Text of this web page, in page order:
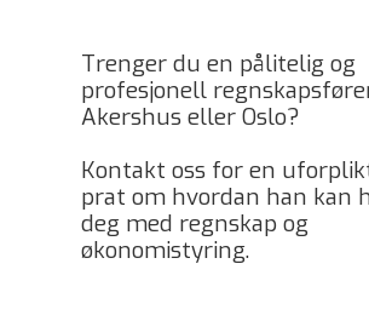
Trenger du en pålitelig og
profesjonell
Akershus eller Oslo?
Kontakt oss for en
prat om hvordan han kan
deg med regnskap og
økonomistyring.